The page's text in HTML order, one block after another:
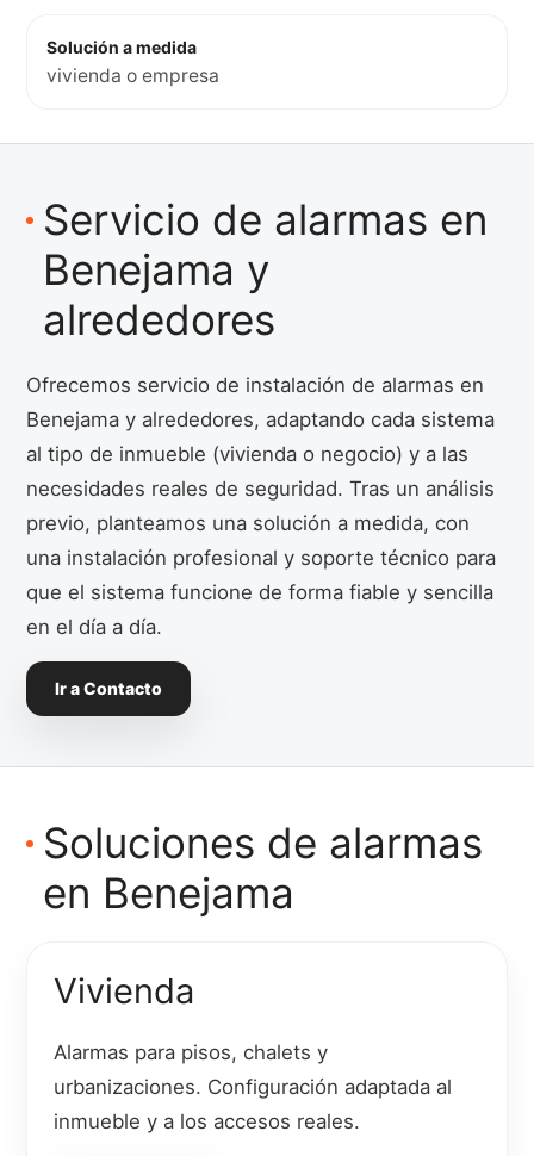
Solución a medida
vivienda o empresa
Servicio de alarmas en
Benejama y
alrededores
Ofrecemos servicio de instalación de alarmas en
Benejama y alrededores, adaptando cada sistema
al tipo de inmueble (vivienda o negocio) y a las
necesidades reales de seguridad. Tras un análisis
previo, planteamos una solución a medida, con
una instalación profesional y soporte técnico para
que el sistema funcione de forma fiable y sencilla
en el día a día.
Ir a Contacto
Soluciones de alarmas
en Benejama
Vivienda
Alarmas para pisos, chalets y
urbanizaciones. Configuración adaptada al
inmueble y a los accesos reales.